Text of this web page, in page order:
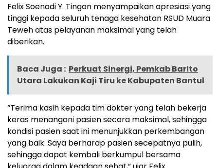
Felix Soenadi Y. Tingan menyampaikan apresiasi yang
tinggi kepada seluruh tenaga kesehatan RSUD Muara
Teweh atas pelayanan maksimal yang telah
diberikan.
Baca Juga : Perkuat Sinergi, Pemkab Barito
Utara Lakukan Kaji Tiru ke Kabupaten Bantul
“Terima kasih kepada tim dokter yang telah bekerja
keras menangani pasien secara maksimal, sehingga
kondisi pasien saat ini menunjukkan perkembangan
yang baik. Saya berharap pasien secepatnya pulih,
sehingga dapat kembali berkumpul bersama